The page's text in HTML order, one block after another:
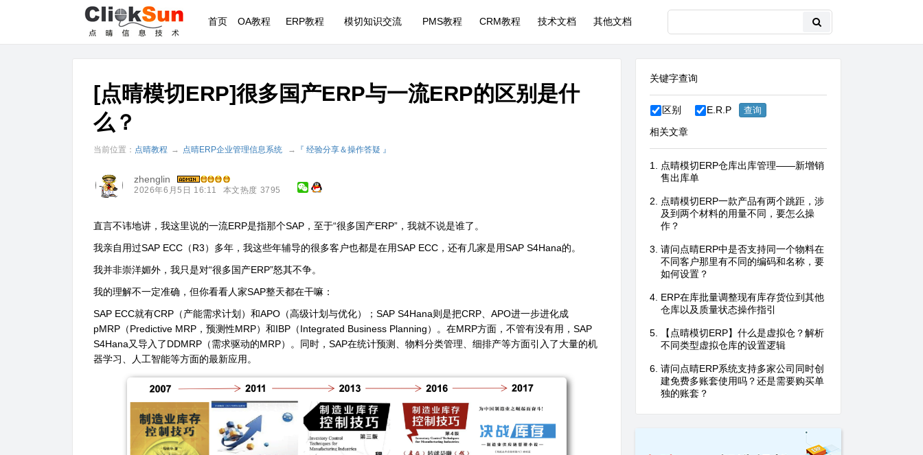
首页 OA教程 ERP教程 模切知识交流 PMS教程 CRM教程 技术文档 其他文档
[点晴模切ERP]很多国产ERP与一流ERP的区别是什
么？
当前位置： 点晴教程 → 点晴ERP企业管理信息系统 → 『 经验分享＆操作答疑 』
zhenglin
2026年6月5日 16:11 本文热度 3795
直言不讳地讲，我这里说的一流ERP是指那个SAP ，至于“很多国产ERP”，我就不说是谁了。
我亲自用过SAP ECC （R3）多年，我这些年辅导的很多客户也都是在用SAP ECC ，还有几家是用SAP S4Hana的。
我并非崇洋媚外，我只是对“很多国产ERP”怒其不争。
我的理解不一定准确，但你看看人家SAP整天都在干嘛：
SAP ECC就有CRP （产能需求计划）和APO （高级计划与优化）； SAP S4Hana则是把CRP APO进一步进化成
pMRP （Predictive MRP ，预测性MRP）和IBP （Integrated Business Planning）。在MRP方面，不管有没有用， SAP
S4Hana又导入了DDMRP （需求驱动的MRP）。同时， SAP在统计预测、物料分类管理、细排产等方面引入了大量的机
器学习、人工智能等方面的最新应用。
关键字查询
区别 E.R.P
相关文章
点晴模切ERP仓库出库管理——新增销
售出库单
点晴模切ERP一款产品有两个跳距，涉
及到两个材料的用量不同，要怎么操
作？
请问点晴ERP中是否支持同一个物料在
不同客户那里有不同的编码和名称，要
如何设置？
ERP在库批量调整现有库存货位到其他
仓库以及质量状态操作指引
【点晴模切ERP】什么是虚拟仓？解析
不同类型虚拟仓库的设置逻辑
请问点晴ERP系统支持多家公司同时创
建免费多账套使用吗？还是需要购买单
独的账套？